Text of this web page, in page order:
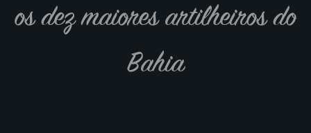
os dez maiores artilheiros do
Bahia